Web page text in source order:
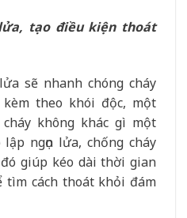
tạo điều kiện thoát
sẽ nhanh chóng cháy
theo khói độc, một
không khác gì một
ngọn lửa, chống cháy
giúp kéo dài thời gian
tìm cách thoát khỏi đám